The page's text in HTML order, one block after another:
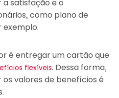
satisfação e o
como plano de
exemplo.
é entregar um cartão que
flexíveis. Dessa forma,
valores de benefícios é